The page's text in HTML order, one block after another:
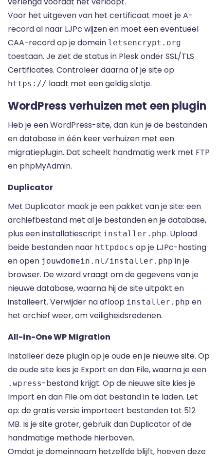
Voor het uitgeven van het certificaat moet je A-
record al naar LJPc wijzen en moet een eventueel
CAA-record op je domein letsencrypt.org
toestaan. Je ziet de status in Plesk onder SSL/TLS
Certificates. Controleer daarna of je site op
https:// laadt met een geldig slotje.
WordPress verhuizen met een plugin
Heb je een WordPress-site, dan kun je de bestanden
en database in één keer verhuizen met een
migratieplugin. Dat scheelt handmatig werk met FTP
en phpMyAdmin.
Duplicator
Met Duplicator maak je een pakket van je site: een
archiefbestand met al je bestanden en je database,
plus een installatiescript installer.php. Upload
beide bestanden naar httpdocs op je LJPc-hosting
en open jouwdomein.nl/installer.php in je
browser. De wizard vraagt om de gegevens van je
nieuwe database, waarna hij de site uitpakt en
installeert. Verwijder na afloop installer.php en
het archief weer, om veiligheidsredenen.
All-in-One WP Migration
Installeer deze plugin op je oude en je nieuwe site. Op
de oude site kies je Export en dan File, waarna je een
.wpress-bestand krijgt. Op de nieuwe site kies je
Import en dan File om dat bestand in te laden. Let
op: de gratis versie importeert bestanden tot 512
MB. Is je site groter, gebruik dan Duplicator of de
handmatige methode hierboven.
Omdat je domeinnaam hetzelfde blijft, hoeven deze